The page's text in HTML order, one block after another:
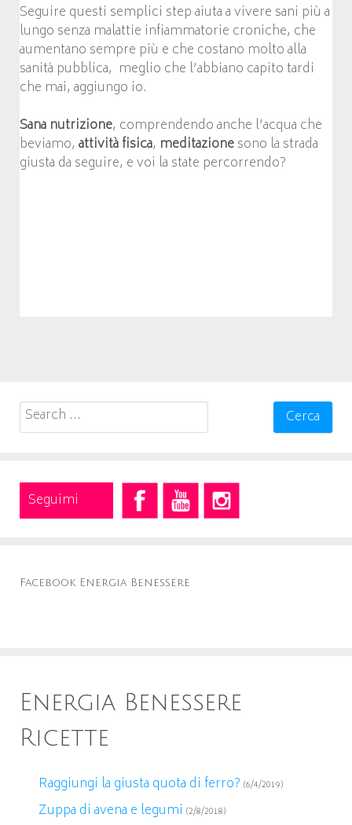
Seguire questi semplici step aiuta a vivere sani più a
lungo senza malattie infiammatorie croniche, che
aumentano sempre più e che costano molto alla
sanità pubblica, meglio che l’abbiano capito tardi
che mai, aggiungo io.
Sana nutrizione, comprendendo anche l’acqua che
beviamo, attività fisica, meditazionesono la strada
giusta da seguire, e voi la state percorrendo?
Search
for:
Seguimi
Facebook Energia Benessere
Energia Benessere
Ricette
Raggiungi la giusta quota di ferro? (6/4/2019)
Zuppa di avena e legumi (2/8/2018)